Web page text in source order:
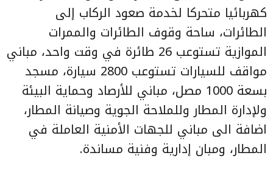
كهربائيا متحركا لخدمة صعود الركاب إلى
الطائرات، ساحة وقوف الطائرات والممرات
الموازية تستوعب 26 طائرة في وقت واحد، مباني
مواقف للسيارات تستوعب 2800 سيارة، مسجد
بسعة 1000 مصل، مباني للأرصاد وحماية البيئة
ولإدارة المطار وللملاحة الجوية وصيانة المطار،
اضافة الى مباني للجهات الأمنية العاملة في
المطار، ومبان إدارية وفنية مساندة.